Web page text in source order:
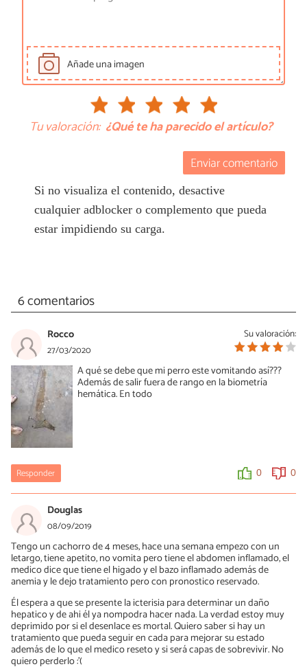
Añade una imagen
Tu valoración: ¿Qué te ha parecido el artículo?
Enviar comentario
Si no visualiza el contenido, desactive
cualquier adblocker o complemento que pueda
estar impidiendo su carga.
6 comentarios
Su valoración:
Rocco
27/03/2020
A qué se debe que mi perro este vomitando así???
Además de salir fuera de rango en la biometría
hemática. En todo
Responder 0 0
Douglas
08/09/2019
Tengo un cachorro de 4 meses, hace una semana empezo con un
letargo, tiene apetito, no vomita pero tiene el abdomen inflamado, el
medico dice que tiene el higado y el bazo inflamado además de
anemia y le dejo tratamiento pero con pronostico reservado.
Él espera a que se presente la icterisia para determinar un daño
hepatico y de ahi él ya nompodra hacer nada. La verdad estoy muy
deprimido por si el desenlace es mortal. Quiero saber si hay un
tratamiento que pueda seguir en cada para mejorar su estado
además de lo que el medico reseto y si será capas de sobrevivir. No
quiero perderlo :'(